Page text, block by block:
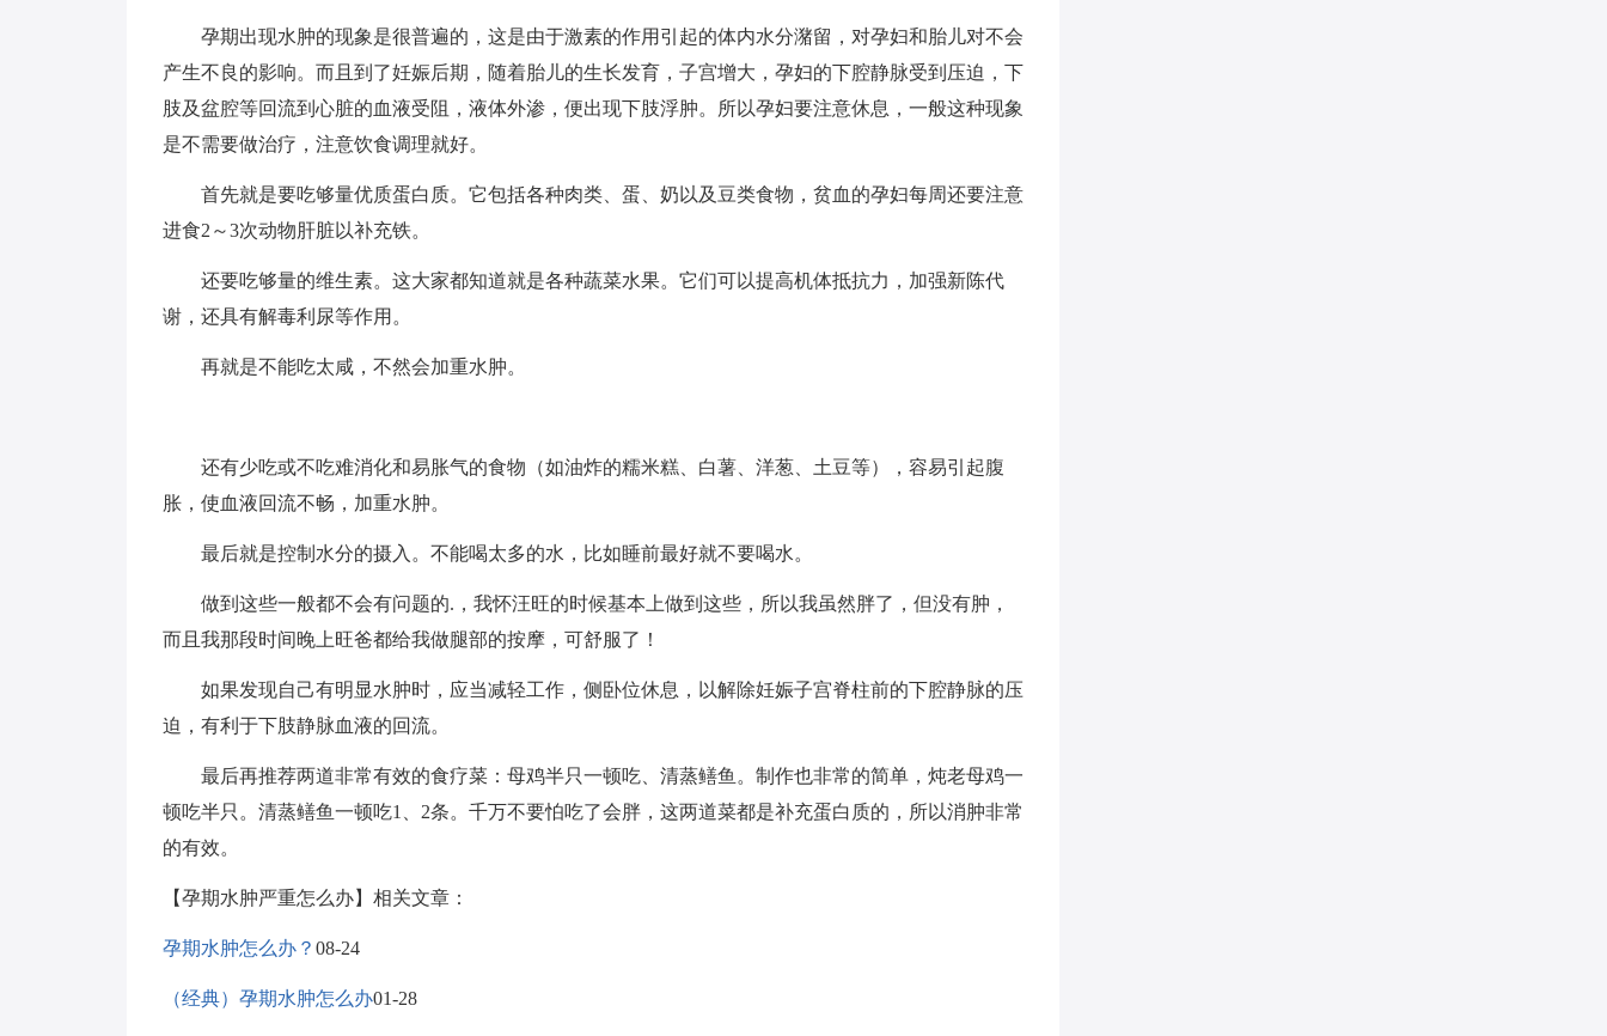
孕期出现水肿的现象是很普遍的，这是由于激素的作用引起的体内水分潴留，对孕妇和胎儿对不会
产生不良的影响。而且到了妊娠后期，随着胎儿的生长发育，子宫增大，孕妇的下腔静脉受到压迫，下
肢及盆腔等回流到心脏的血液受阻，液体外渗，便出现下肢浮肿。所以孕妇要注意休息，一般这种现象
是不需要做治疗，注意饮食调理就好。
首先就是要吃够量优质蛋白质。它包括各种肉类、蛋、奶以及豆类食物，贫血的孕妇每周还要注意
进食2～3次动物肝脏以补充铁。
还要吃够量的维生素。这大家都知道就是各种蔬菜水果。它们可以提高机体抵抗力，加强新陈代
谢，还具有解毒利尿等作用。
再就是不能吃太咸，不然会加重水肿。
还有少吃或不吃难消化和易胀气的食物（如油炸的糯米糕、白薯、洋葱、土豆等），容易引起腹
胀，使血液回流不畅，加重水肿。
最后就是控制水分的摄入。不能喝太多的水，比如睡前最好就不要喝水。
做到这些一般都不会有问题的.，我怀汪旺的时候基本上做到这些，所以我虽然胖了，但没有肿，
而且我那段时间晚上旺爸都给我做腿部的按摩，可舒服了！
如果发现自己有明显水肿时，应当减轻工作，侧卧位休息，以解除妊娠子宫脊柱前的下腔静脉的压
迫，有利于下肢静脉血液的回流。
最后再推荐两道非常有效的食疗菜：母鸡半只一顿吃、清蒸鳝鱼。制作也非常的简单，炖老母鸡一
顿吃半只。清蒸鳝鱼一顿吃1、2条。千万不要怕吃了会胖，这两道菜都是补充蛋白质的，所以消肿非常
的有效。
【孕期水肿严重怎么办】相关文章：
孕期水肿怎么办？ 08-24
（经典）孕期水肿怎么办01-28